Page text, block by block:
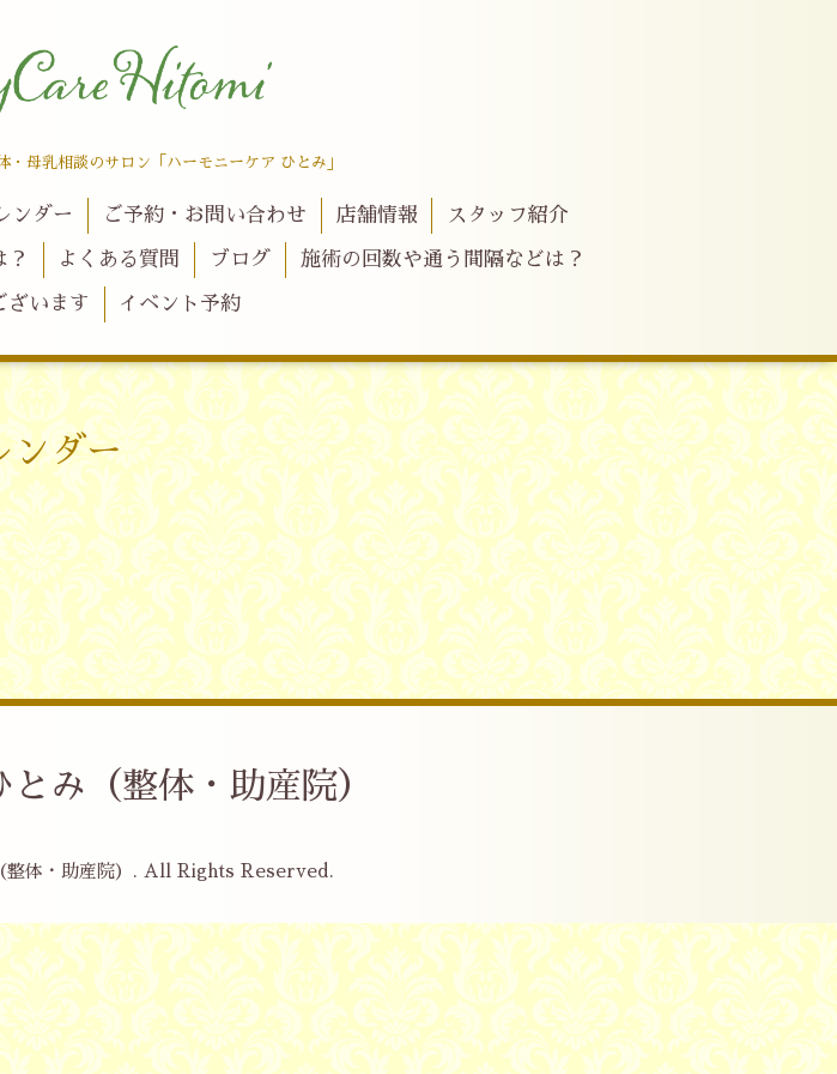
母乳相談のサロン「ハーモニーケア ひとみ」
ンダー ご予約・お問い合わせ 店舗情報 スタッフ紹介
？ よくある質問 ブログ 施術の回数や通う間隔などは？
ざいます イベント予約
ンダー
み（整体・助産院）
体・助産院） . All Rights Reserved.